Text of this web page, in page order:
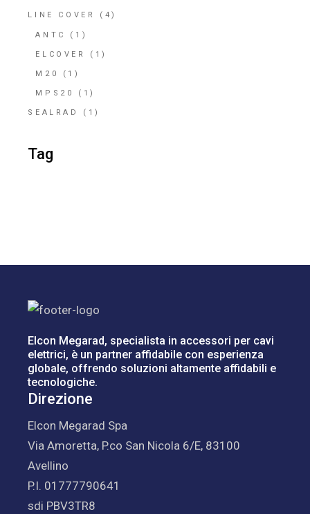
LINE COVER (4)
ANTC (1)
ELCOVER (1)
M20 (1)
MPS20 (1)
SEALRAD (1)
Tag
Elcon Megarad, specialista in accessori per cavi
elettrici, è un partner affidabile con esperienza
globale, offrendo soluzioni altamente affidabili e
tecnologiche.
Direzione
Elcon Megarad Spa
Via Amoretta, P.co San Nicola 6/E, 83100
Avellino
P.I. 01777790641
sdi PBV3TR8